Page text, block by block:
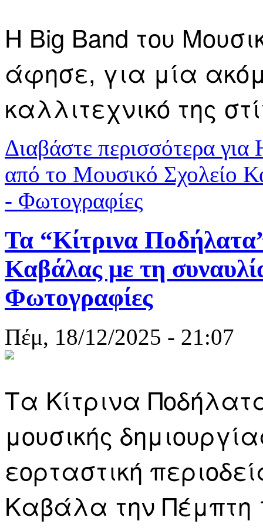
Η Big Band του
άφησε, για μία
καλλιτεχνικό της
Διαβάστε περισσότερα για
από το Μουσικό Σχολείο
- Φωτογραφίες
Τα “Κίτρινα
Καβάλας με τη
Φωτογραφίες
Πέμ, 18/12/2025 - 21:07
Τα Κίτρινα
μουσικής
εορταστική
Καβάλα την Πέμπτη